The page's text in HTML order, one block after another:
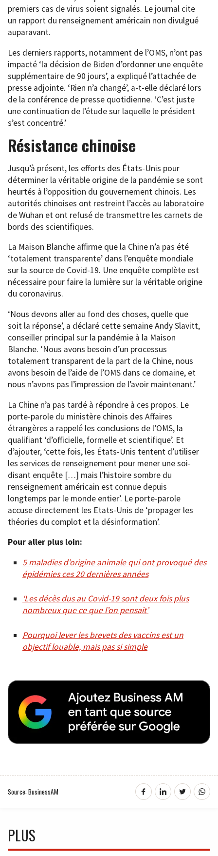
premiers cas de virus soient signalés. Le journal cite
un rapport du renseignement américain non divulgué
auparavant.
Les derniers rapports, notamment de l’OMS, n’ont pas
impacté ‘la décision de Biden d’ordonner une enquête
supplémentaire de 90 jours’, a expliqué l’attachée de
presse adjointe. ‘Rien n’a changé’, a-t-elle déclaré lors
de la conférence de presse quotidienne. ‘C’est juste
une continuation de l’étude sur laquelle le président
s’est concentré.’
Résistance chinoise
Jusqu’à présent, les efforts des États-Unis pour
déterminer la véritable origine de la pandémie se sont
heurtés à l’opposition du gouvernement chinois. Les
autorités chinoises ont restreint l’accès au laboratoire
de Wuhan et ont refusé de transmettre les carnets de
bords des scientifiques.
La Maison Blanche affirme que la Chine n’a pas été
‘totalement transparente’ dans l’enquête mondiale
sur la source de Covid-19. Une enquête complète est
nécessaire pour faire la lumière sur la véritable origine
du coronavirus.
‘Nous devons aller au fond des choses, quelle que
soit la réponse’, a déclaré cette semaine Andy Slavitt,
conseiller principal sur la pandémie à la Maison
Blanche. ‘Nous avons besoin d’un processus
totalement transparent de la part de la Chine, nous
avons besoin de l’aide de l’OMS dans ce domaine, et
nous n’avons pas l’impression de l’avoir maintenant.’
La Chine n’a pas tardé à répondre à ces propos. Le
porte-parole du ministère chinois des Affaires
étrangères a rappelé les conclusions de l’OMS, la
qualifiant ‘d’officielle, formelle et scientifique’. Et
d’ajouter, ‘cette fois, les États-Unis tentent d’utiliser
les services de renseignement pour mener une soi-
disant enquête […] mais l’histoire sombre du
renseignement américain est connue depuis
longtemps par le monde entier’. Le porte-parole
accuse directement les Etats-Unis de ‘propager les
théories du complot et la désinformation’.
Pour aller plus loin:
5 maladies d’origine animale qui ont provoqué des
épidémies ces 20 dernières années
‘Les décès dus au Covid-19 sont deux fois plus
nombreux que ce que l’on pensait’
Pourquoi lever les brevets des vaccins est un
objectif louable, mais pas si simple
Source: BusinessAM
PLUS